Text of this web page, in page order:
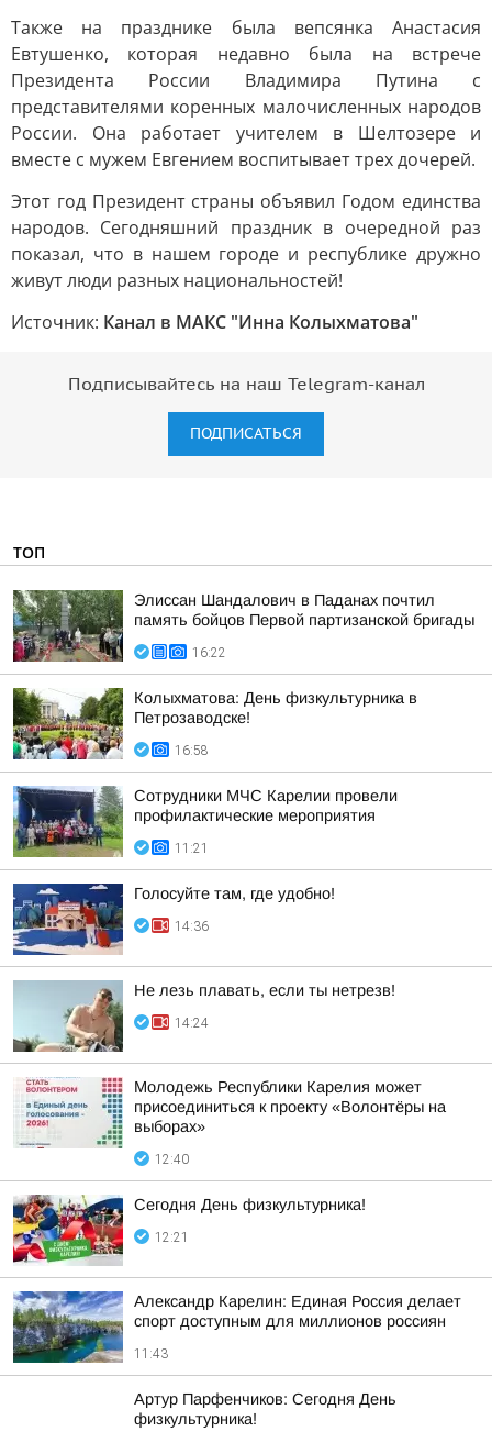
Также на празднике была вепсянка Анастасия
Евтушенко, которая недавно была на встрече
Президента России Владимира Путина с
представителями коренных малочисленных народов
России. Она работает учителем в Шелтозере и
вместе с мужем Евгением воспитывает трех дочерей.
Этот год Президент страны объявил Годом единства
народов. Сегодняшний праздник в очередной раз
показал, что в нашем городе и республике дружно
живут люди разных национальностей!
Источник: Канал в МАКС "Инна Колыхматова"
Подписывайтесь на наш Telegram-канал
ПОДПИСАТЬСЯ
ТОП
Элиссан Шандалович в Паданах почтил
память бойцов Первой партизанской бригады
16:22
Колыхматова: День физкультурника в
Петрозаводске!
16:58
Сотрудники МЧС Карелии провели
профилактические мероприятия
11:21
Голосуйте там, где удобно!
14:36
Не лезь плавать, если ты нетрезв!
14:24
Молодежь Республики Карелия может
присоединиться к проекту «Волонтёры на
выборах»
12:40
Сегодня День физкультурника!
12:21
Александр Карелин: Единая Россия делает
спорт доступным для миллионов россиян
11:43
Артур Парфенчиков: Сегодня День
физкультурника!